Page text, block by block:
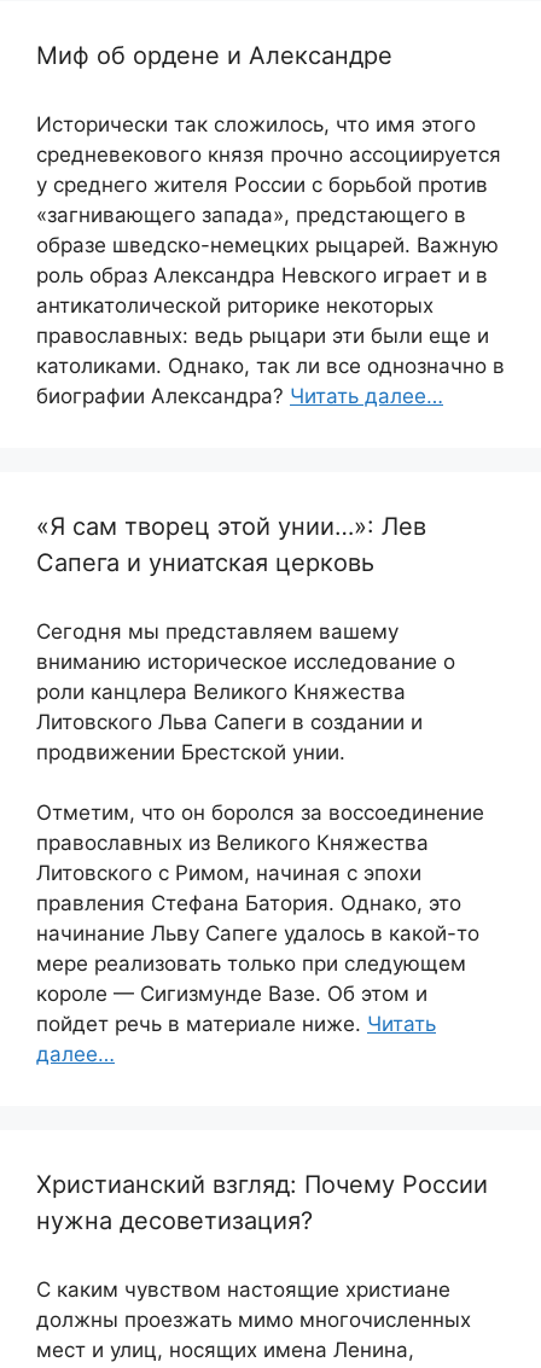
Миф об ордене и Александре
Исторически так сложилось, что имя этого
средневекового князя прочно ассоциируется
у среднего жителя России с борьбой против
«загнивающего запада», предстающего в
образе шведско-немецких рыцарей. Важную
роль образ Александра Невского играет и в
антикатолической риторике некоторых
православных: ведь рыцари эти были еще и
католиками. Однако, так ли все однозначно в
биографии Александра? Читать далее…
«Я сам творец этой унии…»: Лев
Сапега и униатская церковь
Сегодня мы представляем вашему
вниманию историческое исследование о
роли канцлера Великого Княжества
Литовского Льва Сапеги в создании и
продвижении Брестской унии.
Отметим, что он боролся за воссоединение
православных из Великого Княжества
Литовского с Римом, начиная с эпохи
правления Стефана Батория. Однако, это
начинание Льву Сапеге удалось в какой-то
мере реализовать только при следующем
короле — Сигизмунде Вазе. Об этом и
пойдет речь в материале ниже. Читать
далее…
Христианский взгляд: Почему России
нужна десоветизация?
С каким чувством настоящие христиане
должны проезжать мимо многочисленных
мест и улиц, носящих имена Ленина,